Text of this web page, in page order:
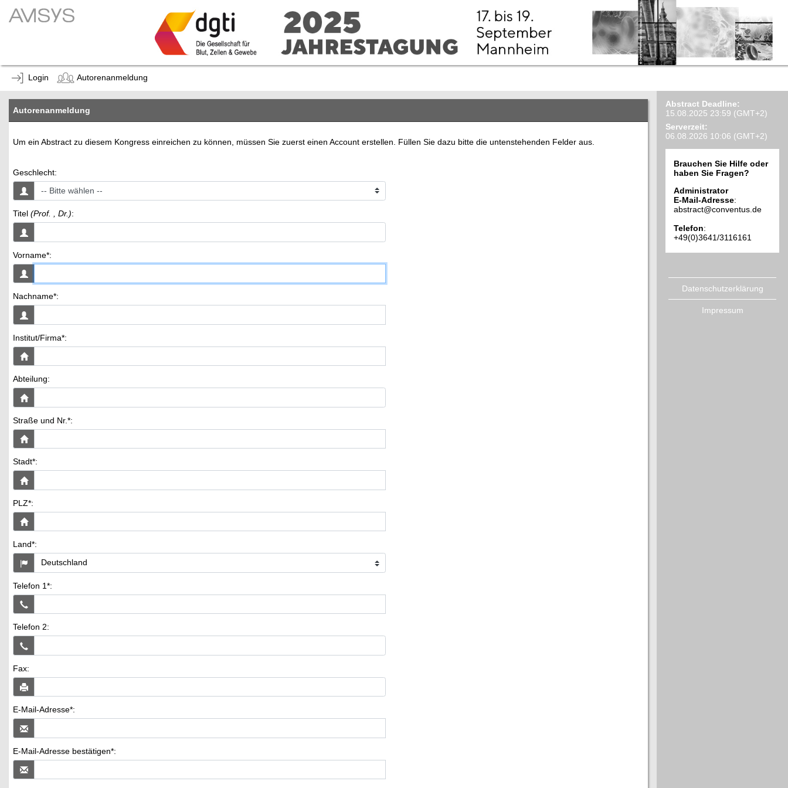
Login Autorenanmeldung
Autorenanmeldung
Um ein Abstract zu diesem Kongress einreichen zu können, müssen Sie zuerst einen Account erstellen. Füllen Sie dazu bitte die untenstehenden Felder aus.
Geschlecht:
Titel (Prof. , Dr.):
Vorname*:
Nachname*:
Institut/Firma*:
Abteilung:
Straße und Nr.*:
Stadt*:
PLZ*:
Land*:
Telefon 1*:
Telefon 2:
Fax:
E-Mail-Adresse*:
E-Mail-Adresse bestätigen*:
Abstract Deadline:
15.08.2025 23:59 (GMT+2)
Serverzeit:
06.08.2026 10:06 (GMT+2)
Brauchen Sie Hilfe oder
haben Sie Fragen?
Administrator
E-Mail-Adresse:
abstract@conventus.de
Telefon:
+49(0)3641/3116161
Datenschutzerklärung
Impressum